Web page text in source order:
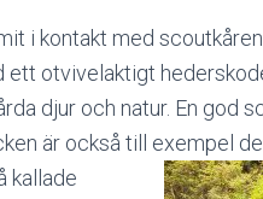
i kontakt med
ett otvivelaktigt
djur och natur. En god
är också till
exempel
kallade